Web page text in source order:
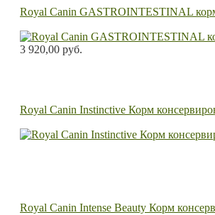
Royal Canin GASTROINTESTINAL
3 920,00 руб.
Royal Canin Instinctive Корм
Royal Canin Intense Beauty Корм